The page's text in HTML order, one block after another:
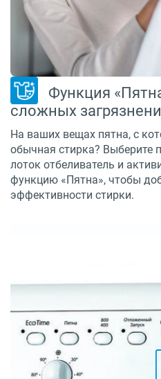
Функция
сложных
На ваших вещах пятна, с
обычная стирка? Выберите
лоток отбеливатель и
функцию «Пятна», чтобы
эффективности стирки.